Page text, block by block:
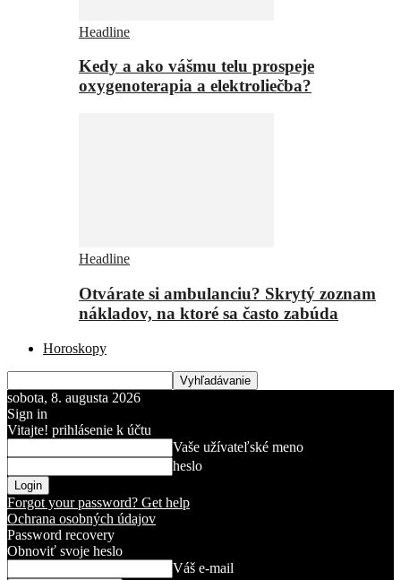
Headline
Kedy a ako vášmu telu prospeje
oxygenoterapia a elektroliečba?
Headline
Otvárate si ambulanciu? Skrytý zoznam
nákladov, na ktoré sa často zabúda
Horoskopy
sobota, 8. augusta 2026
Sign in
Vitajte! prihlásenie k účtu
Vaše užívateľské meno
heslo
Forgot your password? Get help
Ochrana osobných údajov
Password recovery
Obnoviť svoje heslo
Váš e-mail